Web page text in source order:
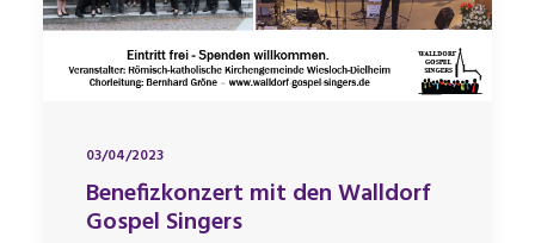
03/04/2023
Benefizkonzert mit den Walldorf
Gospel Singers